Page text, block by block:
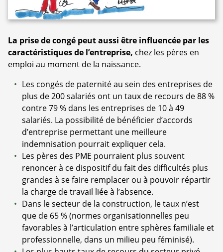
La prise de congé peut aussi être influencée par les
caractéristiques de l’entreprise, chez les pères en
emploi au moment de la naissance.
Les congés de paternité au sein des entreprises de
plus de 200 salariés ont un taux de recours de 88 %
contre 79 % dans les entreprises de 10 à 49
salariés. La possibilité de bénéficier d’accords
d’entreprise permettant une meilleure
indemnisation pourrait expliquer cela.
Les pères des PME pourraient plus souvent
renoncer à ce dispositif du fait des difficultés plus
grandes à se faire remplacer ou à pouvoir répartir
la charge de travail liée à l’absence.
Dans le secteur de la construction, le taux n’est
que de 65 % (normes organisationnelles peu
favorables à l’articulation entre sphères familiale et
professionnelle, dans un milieu peu féminisé).